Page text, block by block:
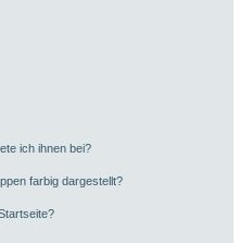
ich ihnen bei?
farbig dargestellt?